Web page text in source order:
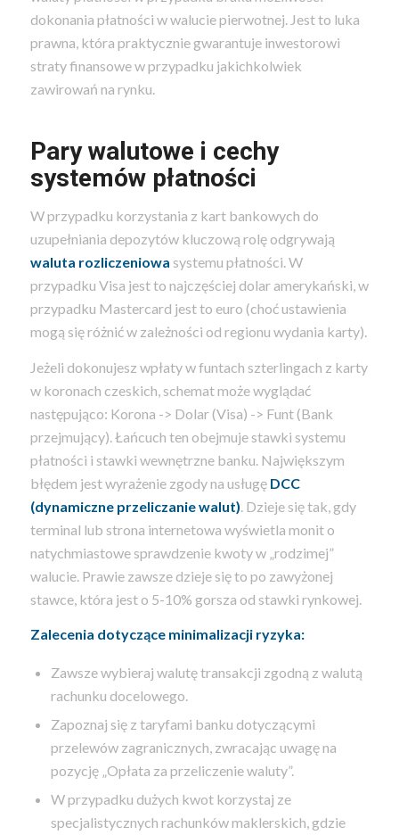
dokonania płatności w walucie pierwotnej. Jest to luka
prawna, która praktycznie gwarantuje inwestorowi
straty finansowe w przypadku jakichkolwiek
zawirowań na rynku.
Pary walutowe i cechy
systemów płatności
W przypadku korzystania z kart bankowych do
uzupełniania depozytów kluczową rolę odgrywają
waluta rozliczeniowa systemu płatności. W
przypadku Visa jest to najczęściej dolar amerykański, w
przypadku Mastercard jest to euro (choć ustawienia
mogą się różnić w zależności od regionu wydania karty).
Jeżeli dokonujesz wpłaty w funtach szterlingach z karty
w koronach czeskich, schemat może wyglądać
następująco: Korona -> Dolar (Visa) -> Funt (Bank
przejmujący). Łańcuch ten obejmuje stawki systemu
płatności i stawki wewnętrzne banku. Największym
błędem jest wyrażenie zgody na usługę DCC
(dynamiczne przeliczanie walut) . Dzieje się tak, gdy
terminal lub strona internetowa wyświetla monit o
natychmiastowe sprawdzenie kwoty w „rodzimej”
walucie. Prawie zawsze dzieje się to po zawyżonej
stawce, która jest o 5-10% gorsza od stawki rynkowej.
Zalecenia dotyczące minimalizacji ryzyka:
Zawsze wybieraj walutę transakcji zgodną z walutą
rachunku docelowego.
Zapoznaj się z taryfami banku dotyczącymi
przelewów zagranicznych, zwracając uwagę na
pozycję „Opłata za przeliczenie waluty”.
W przypadku dużych kwot korzystaj ze
specjalistycznych rachunków maklerskich, gdzie